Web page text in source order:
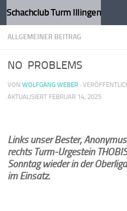
Zum Inhalt springen
Schachclub Turm Illingen
ALLGEMEINER BEITRAG
NO PROBLEMS
VON WOLFGANG WEBER ·
AKTUALISIERT FEBRUAR 14, 2025
Links unser Bester, Anonymus
rechts Turm-Urgestein
Sonntag wieder in der
im Einsatz.